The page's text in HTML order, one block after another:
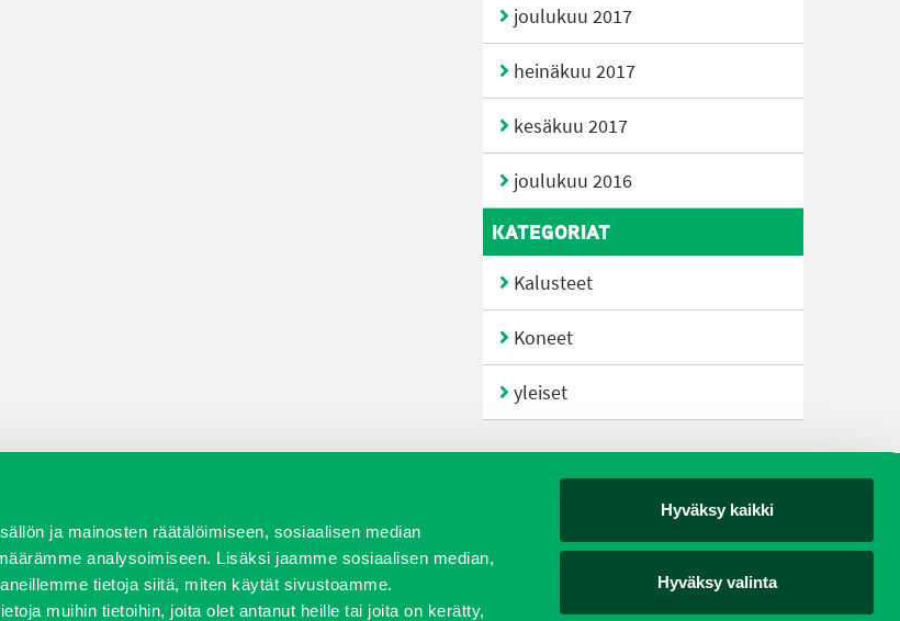
ja mainosten räätälöimiseen, sosiaalisen median
analysoimiseen. Lisäksi jaamme sosiaalisen median,
tietoja siitä, miten käytät sivustoamme.
muihin tietoihin, joita olet antanut heille tai joita on kerätty,
Hyväksy kaikki
Hyväksy valinta
joulukuu 2017
heinäkuu 2017
kesäkuu 2017
joulukuu 2016
KATEGORIAT
Kalusteet
Koneet
yleiset
Verkkokauppa JT Vuokrakone Jälleenmyyjät